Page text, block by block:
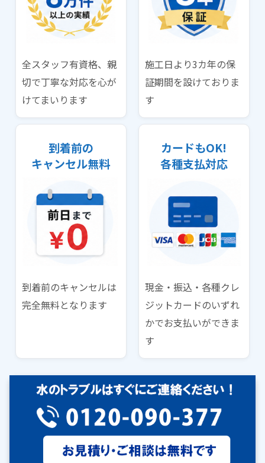
全スタッフ有資格、親
切で丁寧な対応を心が
けてまいります
施工日より3カ年の保
証期間を設けておりま
す
到着前の
キャンセル無料
到着前のキャンセルは
完全無料となります
カードもOK!
各種支払対応
現金・振込・各種クレ
ジットカードのいずれ
かでお支払いができま
す